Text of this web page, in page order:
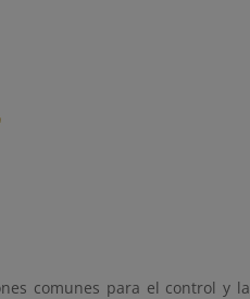
comunes para el control y la